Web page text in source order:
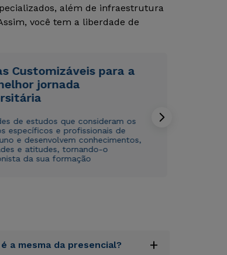
além de infraestrutura
você tem a liberdade de
Customizáveis para a
jornada
de estudos que consideram os
específicos e profissionais de
e desenvolvem conhecimentos,
e atitudes, tornando-o
da sua formação
a mesma da presencial? +
Rápido e fácil
WhatsApp
ou
Rápido e fácil
WhatsApp
ou